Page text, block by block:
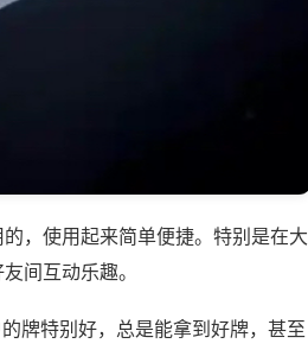
，使用起来简单便捷。特别是在大
间互动乐趣。
牌特别好，总是能拿到好牌，甚至